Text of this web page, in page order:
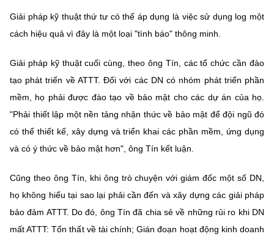
Giải pháp kỹ thuật thứ tư có thể áp dụng là việc sử dụng log một
cách hiệu quả vì đây là một loại "tình báo" thông minh.
Giải pháp kỹ thuật cuối cùng, theo ông Tín, các tổ chức cần đào
tạo phát triển về ATTT. Đối với các DN có nhóm phát triển phần
mềm, họ phải được đào tạo về bảo mật cho các dự án của họ.
"Phải thiết lập một nền tảng nhận thức về bảo mật để đội ngũ đó
có thể thiết kế, xây dựng và triển khai các phần mềm, ứng dụng
và có ý thức về bảo mật hơn", ông Tín kết luận.
Cũng theo ông Tín, khi ông trò chuyện với giám đốc một số DN,
họ không hiểu tại sao lại phải cần đến và xây dựng các giải pháp
bảo đảm ATTT. Do đó, ông Tín đã chia sẻ về những rủi ro khi DN
mất ATTT: Tổn thất về tài chính; Gián đoạn hoạt động kinh doanh